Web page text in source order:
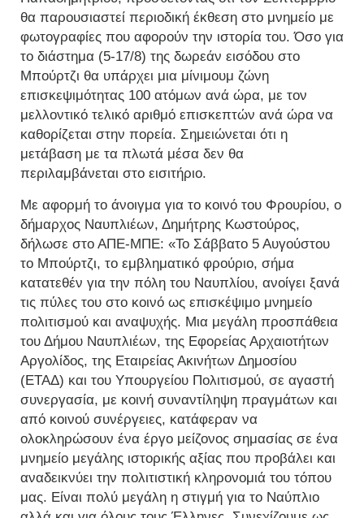
θα παρουσιαστεί περιοδική έκθεση στο μνημείο με
φωτογραφίες που αφορούν την ιστορία του. Όσο για
το διάστημα (5-17/8) της δωρεάν εισόδου στο
Μπούρτζι θα υπάρχει μια μίνιμουμ ζώνη
επισκεψιμότητας 100 ατόμων ανά ώρα, με τον
μελλοντικό τελικό αριθμό επισκεπτών ανά ώρα να
καθορίζεται στην πορεία. Σημειώνεται ότι η
μετάβαση με τα πλωτά μέσα δεν θα
περιλαμβάνεται στο εισιτήριο.
Με αφορμή το άνοιγμα για το κοινό του Φρουρίου, ο
δήμαρχος Ναυπλιέων, Δημήτρης Κωστούρος,
δήλωσε στο ΑΠΕ-ΜΠΕ: «Το Σάββατο 5 Αυγούστου
το Μπούρτζι, το εμβληματικό φρούριο, σήμα
κατατεθέν για την πόλη του Ναυπλίου, ανοίγει ξανά
τις πύλες του στο κοινό ως επισκέψιμο μνημείο
πολιτισμού και αναψυχής. Μια μεγάλη προσπάθεια
του Δήμου Ναυπλιέων, της Εφορείας Αρχαιοτήτων
Αργολίδος, της Εταιρείας Ακινήτων Δημοσίου
(ΕΤΑΔ) και του Υπουργείου Πολιτισμού, σε αγαστή
συνεργασία, με κοινή συναντίληψη πραγμάτων και
από κοινού συνέργειες, κατάφεραν να
ολοκληρώσουν ένα έργο μείζονος σημασίας σε ένα
μνημείο μεγάλης ιστορικής αξίας που προβάλει και
αναδεικνύει την πολιτιστική κληρονομιά του τόπου
μας. Είναι πολύ μεγάλη η στιγμή για το Ναύπλιο